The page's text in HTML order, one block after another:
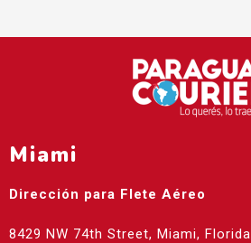
Miami
Dirección para Flete Aéreo
8429 NW 74th Street, Miami, Florida